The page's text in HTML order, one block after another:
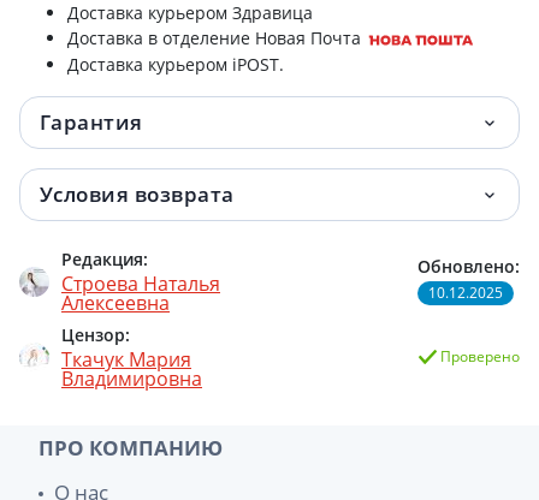
Доставка курьером Здравица
Доставка в отделение Новая Почта
Доставка курьером iPOST.
Гарантия
Условия возврата
Редакция:
Строева Наталья
Алексеевна
Цензор:
Ткачук Мария
Владимировна
Обновлено:
10.12.2025
Проверено
ПРО КОМПАНИЮ
О нас